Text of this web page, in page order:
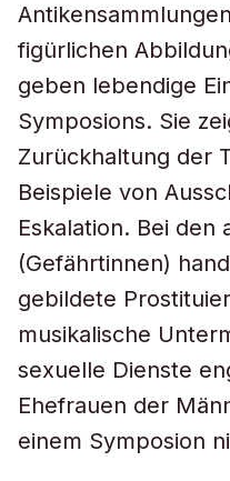
figürlichen
geben lebendige
Symposions. Sie
Zurückhaltung der
Beispiele von
Eskalation. Bei
(Gefährtinnen)
gebildete
musikalische
sexuelle Dienste
Ehefrauen der
einem Symposion